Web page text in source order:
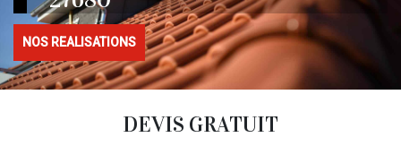
NOS REALISATIONS
DEVIS GRATUIT